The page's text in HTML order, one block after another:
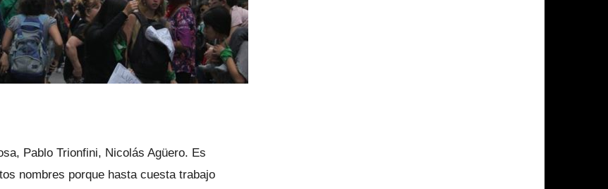
Pablo Trionfini, Nicolás Agüero. Es
nombres porque hasta cuesta trabajo